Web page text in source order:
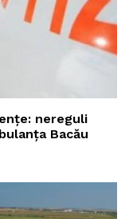
nereguli
Bacău